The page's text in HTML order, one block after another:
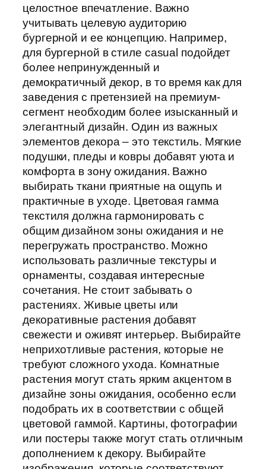
целостное впечатление. Важно
учитывать целевую аудиторию
бургерной и ее концепцию. Например,
для бургерной в стиле casual подойдет
более непринужденный и
демократичный декор, в то время как для
заведения с претензией на премиум-
сегмент необходим более изысканный и
элегантный дизайн. Один из важных
элементов декора – это текстиль. Мягкие
подушки, пледы и ковры добавят уюта и
комфорта в зону ожидания. Важно
выбирать ткани приятные на ощупь и
практичные в уходе. Цветовая гамма
текстиля должна гармонировать с
общим дизайном зоны ожидания и не
перегружать пространство. Можно
использовать различные текстуры и
орнаменты, создавая интересные
сочетания. Не стоит забывать о
растениях. Живые цветы или
декоративные растения добавят
свежести и оживят интерьер. Выбирайте
неприхотливые растения, которые не
требуют сложного ухода. Комнатные
растения могут стать ярким акцентом в
дизайне зоны ожидания, особенно если
подобрать их в соответствии с общей
цветовой гаммой. Картины, фотографии
или постеры также могут стать отличным
дополнением к декору. Выбирайте